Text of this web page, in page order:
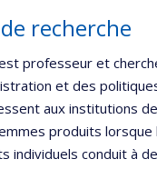
recherche
professeur et
et des
aux institutions
produits lorsque
individuels conduit à